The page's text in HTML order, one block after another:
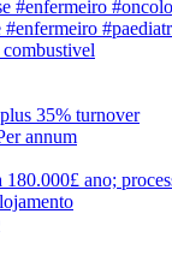
#enfermeiro
#enfermeiro
combustivel
35% turnover
annum
180.000£ ano;